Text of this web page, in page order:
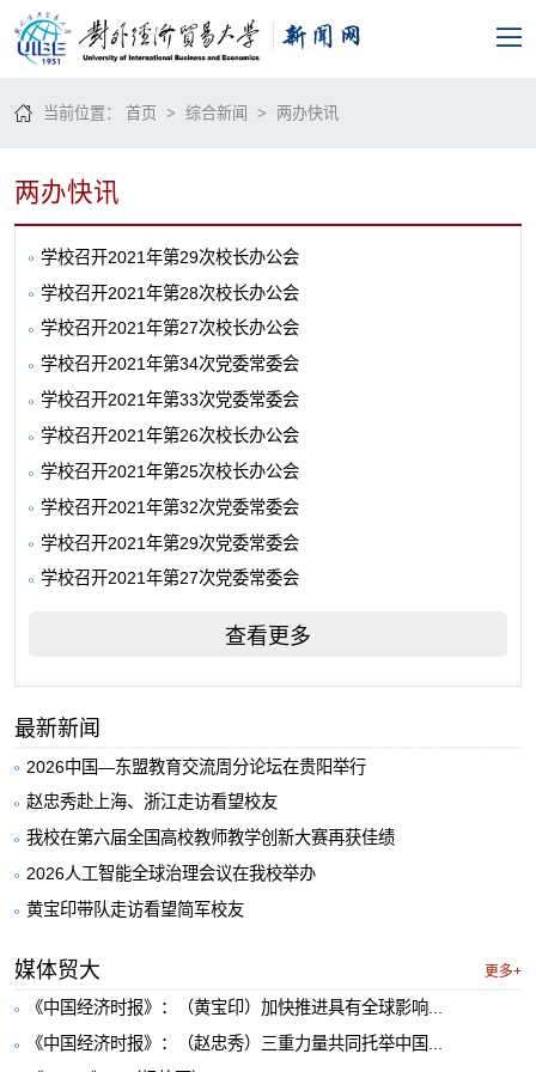
当前位置：首页 >综合新闻 > 两办快讯
两办快讯
学校召开2021年第29次校长办公会
学校召开2021年第28次校长办公会
学校召开2021年第27次校长办公会
学校召开2021年第34次党委常委会
学校召开2021年第33次党委常委会
学校召开2021年第26次校长办公会
学校召开2021年第25次校长办公会
学校召开2021年第32次党委常委会
学校召开2021年第29次党委常委会
学校召开2021年第27次党委常委会
查看更多
最新新闻
2026中国—东盟教育交流周分论坛在贵阳举行
赵忠秀赴上海、浙江走访看望校友
我校在第六届全国高校教师教学创新大赛再获佳绩
2026人工智能全球治理会议在我校举办
黄宝印带队走访看望简军校友
媒体贸大 更多+
《中国经济时报》：（黄宝印）加快推进具有全球影响...
《中国经济时报》：（赵忠秀）三重力量共同托举中国...